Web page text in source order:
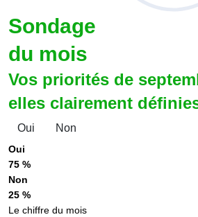
Sondage
du mois
Vos priorités de
elles clairement
Oui Non
Oui
75 %
Non
25 %
Le chiffre du mois